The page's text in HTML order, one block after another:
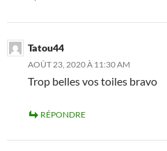
Tatou44
AOÛT 23, 2020 À 11:30 AM
Trop belles vos toiles bravo
RÉPONDRE